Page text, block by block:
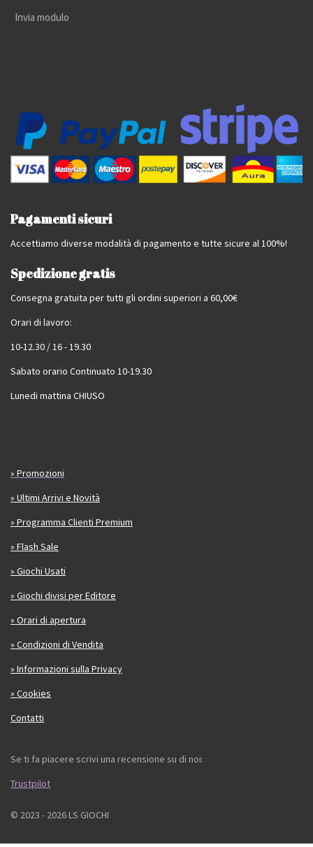
Invia modulo
Pagamenti sicuri
Accettiamo diverse modalità di pagamento e tutte sicure al 100%!
Spedizione gratis
Consegna gratuita per tutti gli ordini superiori a 60,00€
Orari di lavoro:
10-12.30 / 16 - 19.30
Sabato orario Continuato 10-19.30
Lunedi mattina CHIUSO
» Promozioni
» Ultimi Arrivi e Novità
» Programma Clienti Premium
» Flash Sale
» Giochi Usati
» Giochi divisi per Editore
» Orari di apertura
» Condizioni di Vendita
» Informazioni sulla Privacy
» Cookies
Contatti
Se ti fa piacere scrivi una recensione su di noi:
Trustpilot
© 2023 - 2026 LS GIOCHI